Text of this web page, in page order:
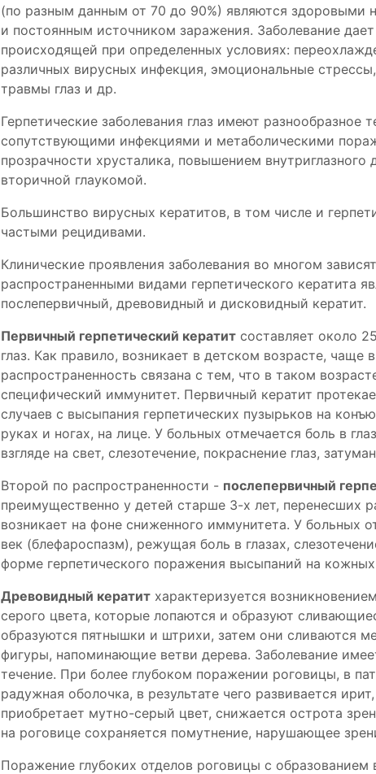
(по разным данным от 70 до 90%) являются здоровыми
и постоянным источником заражения. Заболевание
происходящей при определенных условиях:
различных вирусных инфекция, эмоциональные
травмы глаз и др.
Герпетические заболевания глаз имеют разнообразное
сопутствующими инфекциями и метаболическими
прозрачности хрусталика, повышением внутриглазного
вторичной глаукомой.
Большинство вирусных кератитов, в том числе и
частыми рецидивами.
Клинические проявления заболевания во многом
распространенными видами герпетического кератита
послепервичный, древовидный и дисковидный кератит.
Первичный герпетический кератит составляет около
глаз. Как правило, возникает в детском возрасте, чаще
распространенность связана с тем, что в таком
специфический иммунитет. Первичный кератит
случаев с высыпания герпетических пузырьков на
руках и ногах, на лице. У больных отмечается боль в
взгляде на свет, слезотечение, покраснение глаз,
Второй по распространенности - послепервичный
преимущественно у детей старше 3-х лет, перенесших
возникает на фоне сниженного иммунитета. У больных
век (блефароспазм), режущая боль в глазах,
форме герпетического поражения высыпаний на
Древовидный кератит характеризуется
серого цвета, которые лопаются и образуют
образуются пятнышки и штрихи, затем они сливаются
фигуры, напоминающие ветви дерева. Заболевание
течение. При более глубоком поражении роговицы, в
радужная оболочка, в результате чего развивается
приобретает мутно-серый цвет, снижается острота
на роговице сохраняется помутнение, нарушающее
Поражение глубоких отделов роговицы с образованием